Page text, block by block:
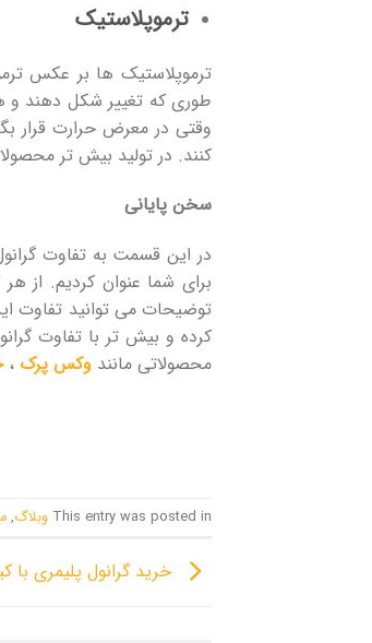
ترموپلاستیک
ترموپلاستیک ها بر عکس
طوری که تغییر شکل دهند و
وقتی در معرض حرارت قرار
کنند. در تولید بیش تر
سخن پایانی
در این قسمت به تفاوت
برای شما عنوان کردیم. از
توضیحات می توانید تفاوت
کرده و بیش تر با تفاوت
محصولاتی مانند وکس پرک ،
This entry was posted in وبلاگ,
خرید گرانول پلیمری با